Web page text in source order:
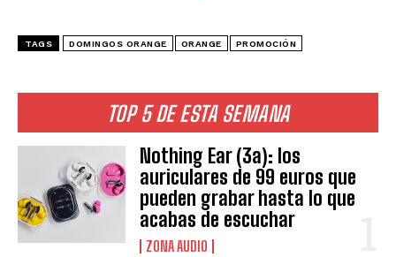
TOP 5 DE ESTA SEMANA
Nothing Ear (3a): los
auriculares de 99 euros que
pueden grabar hasta lo que
acabas de escuchar
ZONA AUDIO
TAGS DOMINGOS ORANGE ORANGE PROMOCIÓN